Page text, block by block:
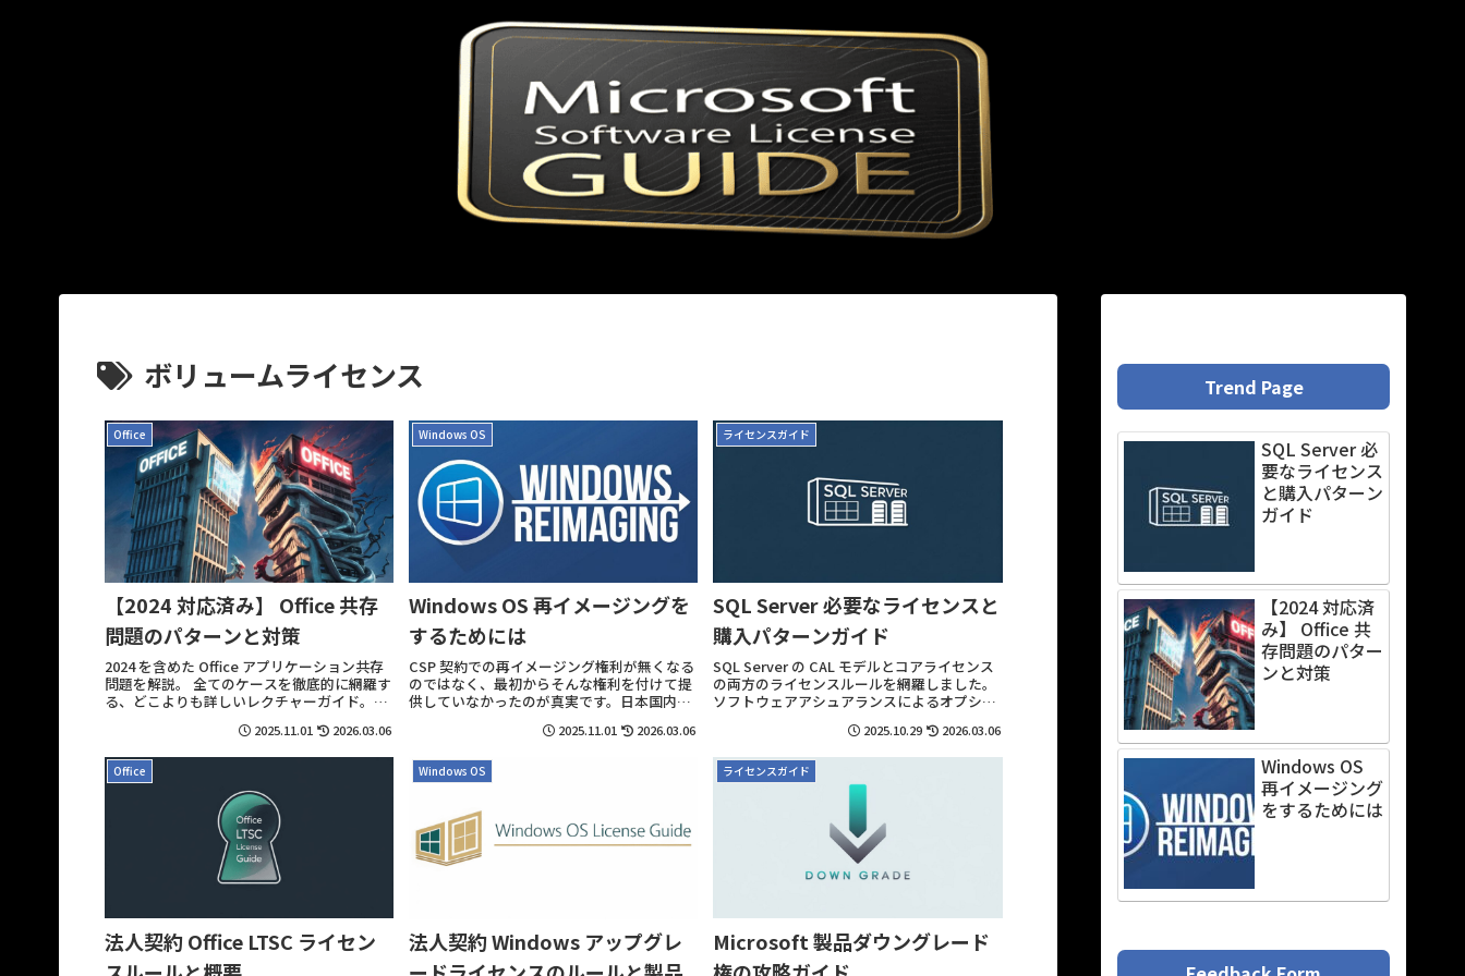
ボリュームライセンス
Office
【2024 対応済み】 Office 共存
問題のパターンと対策
2024 を含めた Office アプリケーション共存
問題を解説。 全てのケースを徹底的に網羅す
る、どこよりも詳しいレクチャーガイド。
を完全攻略。特にボリュームライセンス製品
が大きい制限を受けている事が注意点。
2025.11.01 2026.03.06
Windows OS
Windows OS 再イメージングを
するためには
CSP 契約での再イメージング権利が無くなる
のではなく、最初からそんな権利を付けて提
供していなかったのが真実です。日本国内だ
2025.11.01 2026.03.06
ライセンスガイド
SQL Server 必要なライセンスと
購入パターンガイド
SQL Server の CAL モデルとコアライセンス
の両方のライセンスルールを網羅しました。
ソフトウェアアシュアランスによるオプショ
2025.10.29 2026.03.06
Office
法人契約 Office LTSC ライセン
Windows OS
法人契約 Windows アップグレ
ライセンスガイド
Microsoft 製品ダウングレード
Trend Page
SQL Server 必
要なライセンス
と購入パターン
ガイド
【2024 対応済
み】 Office 共
存問題のパター
ンと対策
Windows OS
再イメージング
をするためには